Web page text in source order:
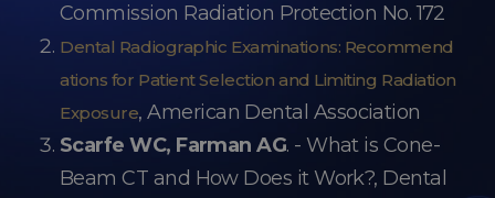
Commission Radiation Protection No. 172
Dental Radiographic Examinations: Recommend
ations for Patient Selection and Limiting Radiation
Exposure, American Dental Association
Scarfe WC, Farman AG. - What is Cone-
Beam CT and How Does it Work?, Dental